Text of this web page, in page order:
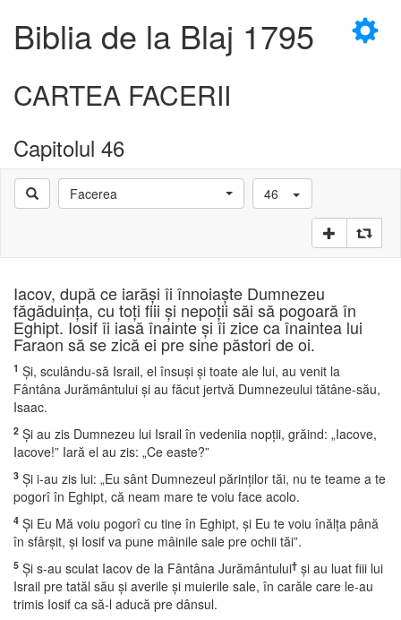
×
Biblia de la Blaj 1795
CARTEA FACERII
Capitolul 46
Facerea 46
Iacov, după ce iarăşi îi înnoiaşte Dumnezeu
făgăduinţa, cu toţi fiii şi nepoţii săi să pogoară în
Eghipt. Iosif îi iasă înainte şi îi zice ca înaintea lui
Faraon să se zică ei pre sine păstori de oi.
1 Şi, sculându-să Israil, el însuşi şi toate ale lui, au venit la
Fântâna Jurământului şi au făcut jertvă Dumnezeului tătâne-său,
Isaac.
2 Şi au zis Dumnezeu lui Israil în vedeniia nopţii, grăind: „Iacove,
Iacove!” Iară el au zis: „Ce easte?”
3 Şi i-au zis lui: „Eu sânt Dumnezeul părinţilor tăi, nu te teame a te
pogorî în Eghipt, că neam mare te voiu face acolo.
4 Şi Eu Mă voiu pogorî cu tine în Eghipt, şi Eu te voiu înălţa până
în sfârşit, şi Iosif va pune mâinile sale pre ochii tăi”.
5 Şi s-au sculat Iacov de la Fântâna Jurământului† şi au luat fiii lui
Israil pre tatăl său şi averile şi muierile sale, în carăle care le-au
trimis Iosif ca să-l aducă pre dânsul.